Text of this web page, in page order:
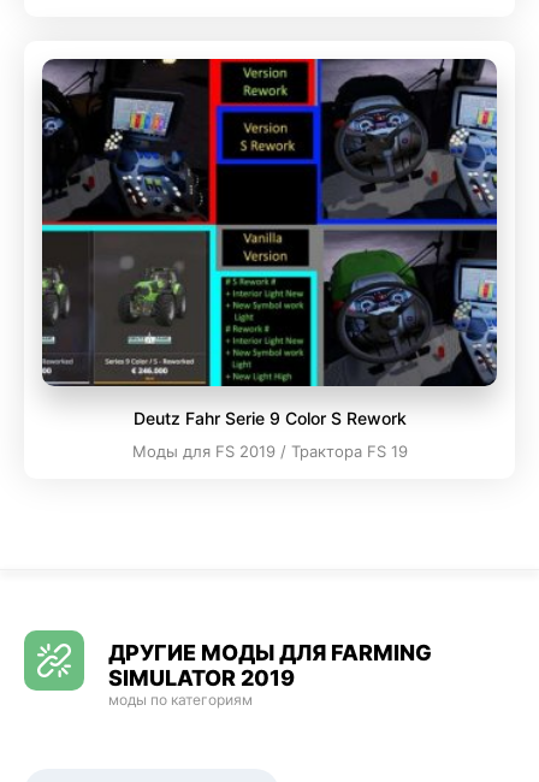
Deutz Fahr Serie 9 Color S Rework
Моды для FS 2019 / Трактора FS 19
ДРУГИЕ МОДЫ ДЛЯ FARMING
SIMULATOR 2019
моды по категориям